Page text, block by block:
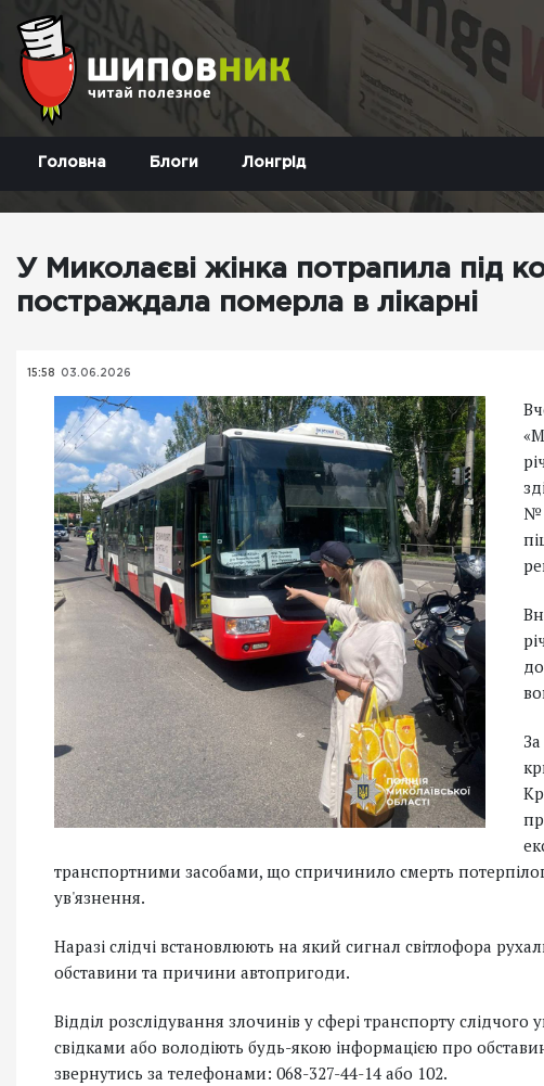
Головна Блоги Лонгрід
У Миколаєві жінка потрапила під
постраждала померла в лікарні
15:58 03.06.2026
№
транспортними засобами, що спричинило смерть
ув'язнення.
Наразі слідчі встановлюють на який сигнал світлофора
обставини та причини автопригоди.
Відділ розслідування злочинів у сфері транспорту
свідками або володіють будь-якою інформацією про
звернутись за телефонами: 068-327-44-14 або 102.